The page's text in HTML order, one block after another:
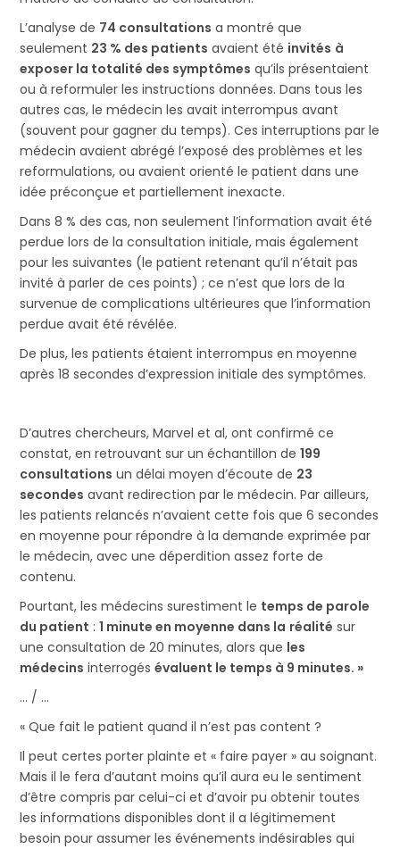
L’analyse de 74 consultations a montré que
seulement 23 % des patients avaient été invités à
exposer la totalité des symptômes qu’ils présentaient
ou à reformuler les instructions données. Dans tous les
autres cas, le médecin les avait interrompus avant
(souvent pour gagner du temps). Ces interruptions par le
médecin avaient abrégé l’exposé des problèmes et les
reformulations, ou avaient orienté le patient dans une
idée préconçue et partiellement inexacte.
Dans 8 % des cas, non seulement l’information avait été
perdue lors de la consultation initiale, mais également
pour les suivantes (le patient retenant qu’il n’était pas
invité à parler de ces points) ; ce n’est que lors de la
survenue de complications ultérieures que l’information
perdue avait été révélée.
De plus, les patients étaient interrompus en moyenne
après 18 secondes d’expression initiale des symptômes.
D’autres chercheurs, Marvel et al, ont confirmé ce
constat, en retrouvant sur un échantillon de199
consultations un délai moyen d’écoute de 23
secondes avant redirection par le médecin. Par ailleurs,
les patients relancés n’avaient cette fois que 6 secondes
en moyenne pour répondre à la demande exprimée par
le médecin, avec une déperdition assez forte de
contenu.
Pourtant, les médecins surestiment le temps de parole
du patient :1 minute en moyenne dans la réalité sur
une consultation de 20 minutes, alors que les
médecins interrogésévaluent le temps à 9 minutes. »
… / …
« Que fait le patient quand il n’est pas content ?
Il peut certes porter plainte et « faire payer » au soignant.
Mais il le fera d’autant moins qu’il aura eu le sentiment
d’être compris par celui-ci et d’avoir pu obtenir toutes
les informations disponibles dont il a légitimement
besoin pour assumer les événements indésirables qui